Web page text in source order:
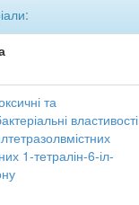
та
властивості
1-тетралін-6-іл-